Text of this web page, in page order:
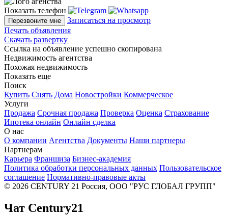
Показать телефон
Перезвоните мне
Записаться на просмотр
Печать объявления
Скачать развертку
Ссылка на объявление успешно скопирована
Недвижимость агентства
Похожая недвижимость
Показать еще
Поиск
Купить Снять Дома Новостройки Коммерческое
Услуги
Продажа Срочная продажа Проверка Оценка Страхование
Ипотека онлайн Онлайн сделка
О нас
О компании Агентства Документы Наши партнеры
Партнерам
Карьера Франшиза Бизнес-академия
Политика обработки персональных данных Пользовательское
соглашение Нормативно-правовые акты
© 2026 CENTURY 21 Россия, ООО "РУС ГЛОБАЛ ГРУПП"
Чат Century21